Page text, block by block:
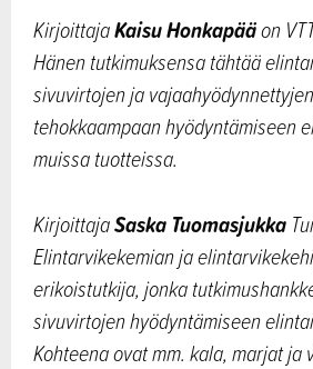
KirjoittajaKaisu Honkapääon
Hänen tutkimuksensa tähtää
sivuvirtojen ja
tehokkaampaan hyödyntämiseen
muissa tuotteissa.
KirjoittajaSaska Tuomasjukka
Elintarvikekemian ja
erikoistutkija, jonka
sivuvirtojen hyödyntämiseen
Kohteena ovat mm. kala, marjat ja